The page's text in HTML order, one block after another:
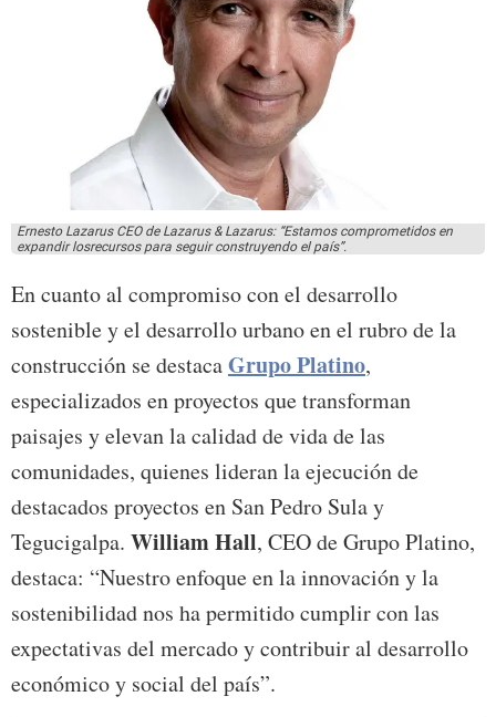
Ernesto Lazarus CEO de Lazarus & Lazarus: “Estamos comprometidos en
expandir losrecursos para seguir construyendo el país”.
En cuanto al compromiso con el desarrollo
sostenible y el desarrollo urbano en el rubro de la
construcción se destacaGrupo Platino,
especializados en proyectos que transforman
paisajes y elevan la calidad de vida de las
comunidades, quienes lideran la ejecución de
destacados proyectos en San Pedro Sula y
Tegucigalpa. William Hall, CEO de Grupo Platino,
destaca: “Nuestro enfoque en la innovación y la
sostenibilidad nos ha permitido cumplir con las
expectativas del mercado y contribuir al desarrollo
económico y social del país”.